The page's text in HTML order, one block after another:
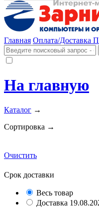
Главная Оплата/Доставка
На главную
Каталог →
Сортировка →
Очистить
Срок доставки
Весь товар
Доставка